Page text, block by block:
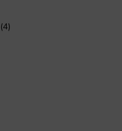
(4)